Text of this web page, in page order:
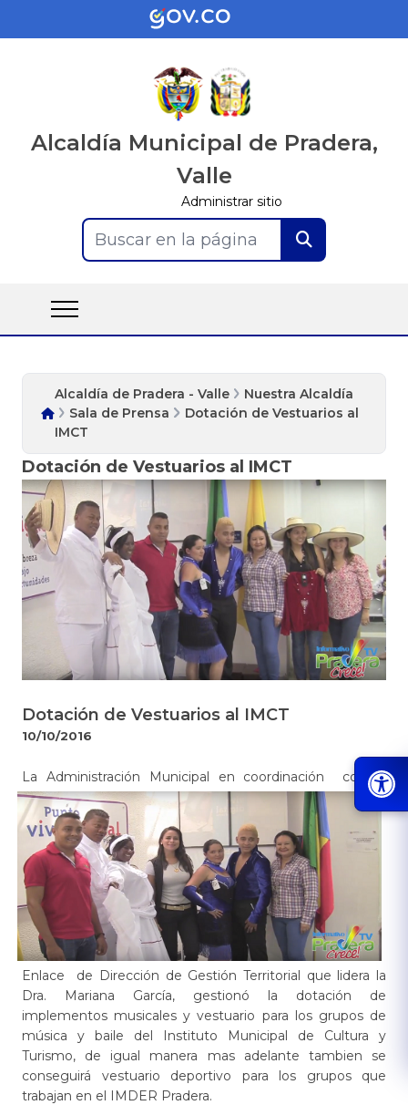
Alcaldía Municipal de Pradera,
Valle
Administrar sitio
Buscar en la página
Alcaldía de Pradera - Valle
Nuestra Alcaldía
Sala de Prensa
Dotación de Vestuarios al
IMCT
Dotación de Vestuarios al IMCT
Dotación de Vestuarios al IMCT
10/10/2016
​La Administración Municipal en coordinación con el
Enlace de Dirección de Gestión Territorial que lidera la
Dra. Mariana García, gestionó la dotación de
implementos musicales y vestuario para los grupos de
música y baile del Instituto Municipal de Cultura y
Turismo, de igual manera mas adelante tambien se
conseguirá vestuario deportivo para los grupos que
trabajan en el IMDER Pradera.